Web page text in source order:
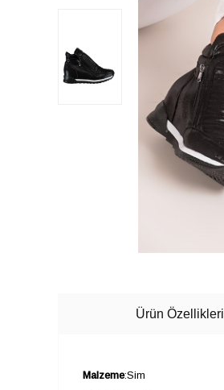
Ürün Özellikleri
Malzeme:Sim